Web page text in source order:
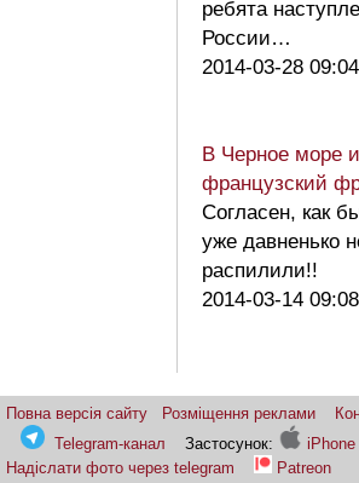
ребята
России…
2014-03-28
В Черное море
французский
Согласен, как
уже давненько
распилили!!
2014-03-14
Повна версія сайту Розміщення реклами
Telegram-канал
Застосунок: iPhone
Надіслати фото через telegram
Patreon